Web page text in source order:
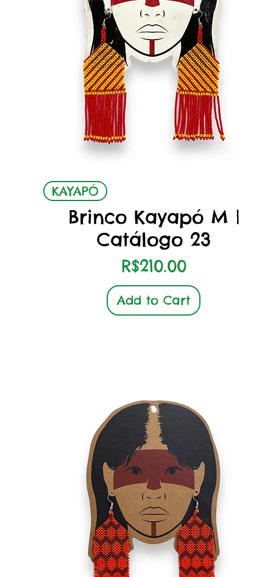
KAYAPÓ
Brinco Kayapó M |
Catálogo 23
Price
R$210.00
Add to Cart